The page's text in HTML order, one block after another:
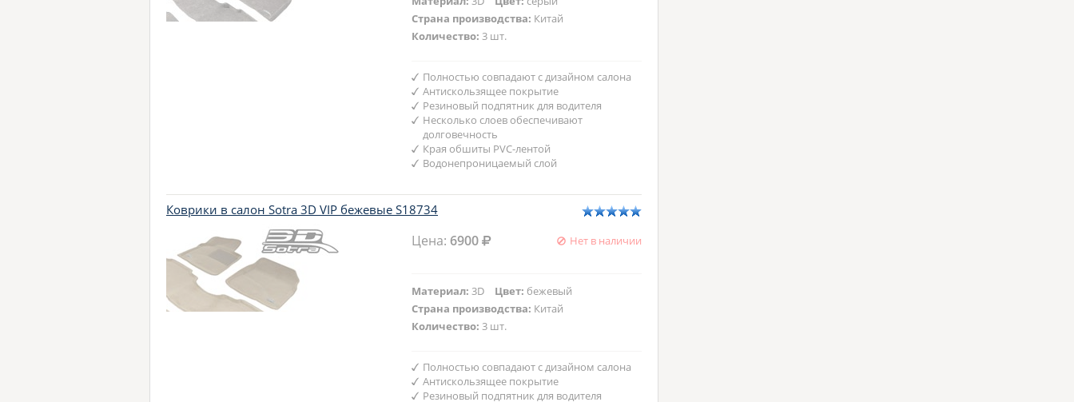
Страна производства: Китай
Количество:3 шт.
Полностью совпадают с дизайном салона
Антискользящее покрытие
Резиновый подпятник для водителя
Несколько слоев обеспечивают
долговечность
Края обшиты PVC-лентой
Водонепроницаемый слой
Коврики в салон Sotra 3D VIP бежевые S18734
Цена:6900 Нет в наличии
Материал:3D Цвет: бежевый
Страна производства: Китай
Количество:3 шт.
Полностью совпадают с дизайном салона
Антискользящее покрытие
Резиновый подпятник для водителя